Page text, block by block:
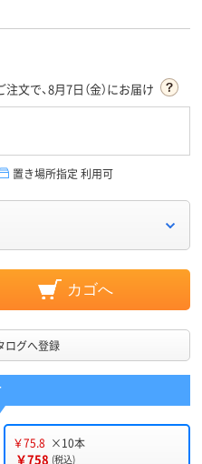
文で、8月7日（金）にお届け
置き場所指定 利用可
カゴへ
ログへ登録
￥75.8 ×10本
￥758 (税込)